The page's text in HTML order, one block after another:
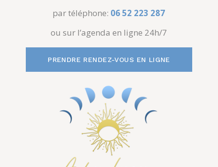
par téléphone: 06 52 223 287
ou sur l’agenda en ligne 24h/7
PRENDRE RENDEZ-VOUS EN LIGNE